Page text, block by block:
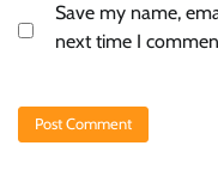
Save my name,
next time I